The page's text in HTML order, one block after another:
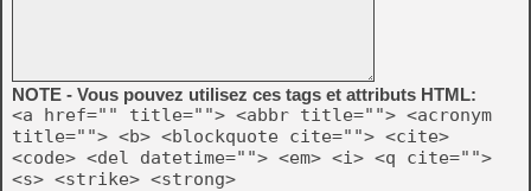
NOTE - Vous pouvez utilisez ces tags et attributs HTML:
<a href="" title=""> <abbr title=""> <acronym
title=""> <b> <blockquote cite=""> <cite>
<code> <del datetime=""> <em> <i> <q cite="">
<s> <strike> <strong>